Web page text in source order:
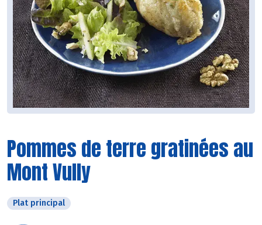
Pommes de terre gratinées au
Mont Vully
Plat principal